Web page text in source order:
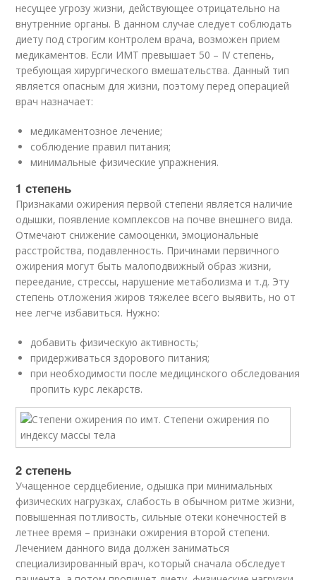
несущее угрозу жизни, действующее отрицательно на
внутренние органы. В данном случае следует соблюдать
диету под строгим контролем врача, возможен прием
медикаментов. Если ИМТ превышает 50 – IV степень,
требующая хирургического вмешательства. Данный тип
является опасным для жизни, поэтому перед операцией
врач назначает:
медикаментозное лечение;
соблюдение правил питания;
минимальные физические упражнения.
1 степень
Признаками ожирения первой степени является наличие
одышки, появление комплексов на почве внешнего вида.
Отмечают снижение самооценки, эмоциональные
расстройства, подавленность. Причинами первичного
ожирения могут быть малоподвижный образ жизни,
переедание, стрессы, нарушение метаболизма и т.д. Эту
степень отложения жиров тяжелее всего выявить, но от
нее легче избавиться. Нужно:
добавить физическую активность;
придерживаться здорового питания;
при необходимости после медицинского обследования
пропить курс лекарств.
2 степень
Учащенное сердцебиение, одышка при минимальных
физических нагрузках, слабость в обычном ритме жизни,
повышенная потливость, сильные отеки конечностей в
летнее время – признаки ожирения второй степени.
Лечением данного вида должен заниматься
специализированный врач, который сначала обследует